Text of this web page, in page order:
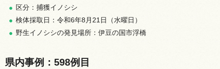
区分：捕獲イノシシ
検体採取日：令和6年8月21日（水曜日）
野生イノシシの発見場所：伊豆の国市浮橋
県内事例：598例目